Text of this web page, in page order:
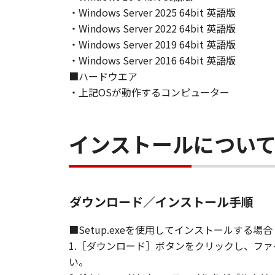
including any and all copies thereof.
This Agreement shall also
to Canon enforcing its respective
Notwithstanding the foregoing,
9. U.S. GOVERNMENT RESTRICTED
The Software is a "commercial
computer software" and
ku, Tokyo 146-8501, Japan.
10. SEVERABILITY
In the event that any section
remain in full force and effect.
BY CLICKING THE BUTTON
ACKNOWLEDGE THAT YOU HAVE
・Windows Server 2025 64bit 英語版
・Windows Server 2022 64bit 英語版
・Windows Server 2019 64bit 英語版
・Windows Server 2016 64bit 英語版
■ハードウエア
・上記OSが動作するコンピューター
インストールについて
ダウンロード／インストール手順
■Setup.exeを使用してインストールする場合
1.［ダウンロード］ボタンをクリックし、フ
い。